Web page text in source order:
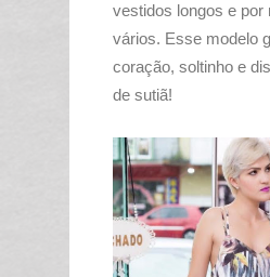
vestidos longos e por
vários. Esse modelo
coração, soltinho e
de sutiã!